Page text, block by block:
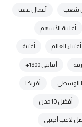
شغب أعمال عنف
أغلبية الأسهم
أغنياء العالم أغنية
أفانتي 1800+
الوسطى أفريكا
أفضل 10 مدن
لاعب أجنبي